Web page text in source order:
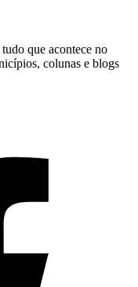
que acontece no
colunas e blogs